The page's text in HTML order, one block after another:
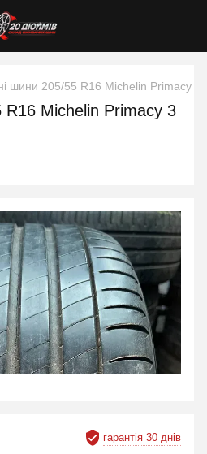
шини 205/55 R16 Michelin Primacy 3
R16 Michelin Primacy 3
гарантія 30 днів